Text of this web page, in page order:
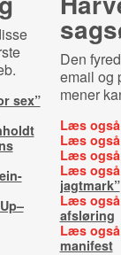
sex”
Den
email og
mener
Læs
Læs
Læs
Læs
jagtmark”
Læs
afsløring
Læs
manifest